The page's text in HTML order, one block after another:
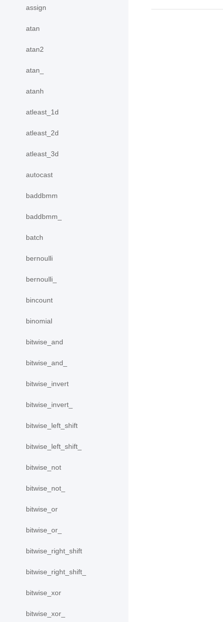
assign
atan
atan2
atan_
atanh
atleast_1d
atleast_2d
atleast_3d
autocast
baddbmm
baddbmm_
batch
bernoulli
bernoulli_
bincount
binomial
bitwise_and
bitwise_and_
bitwise_invert
bitwise_invert_
bitwise_left_shift
bitwise_left_shift_
bitwise_not
bitwise_not_
bitwise_or
bitwise_or_
bitwise_right_shift
bitwise_right_shift_
bitwise_xor
bitwise_xor_